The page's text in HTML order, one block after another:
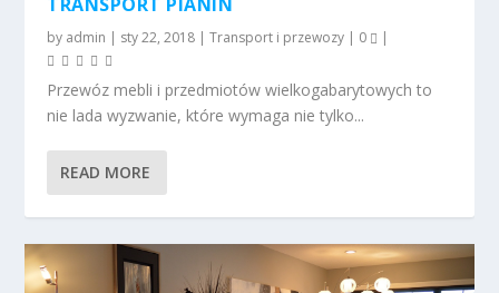
by admin | sty 22, 2018 |Transport i przewozy | 0 |
Przewóz mebli i przedmiotów wielkogabarytowych to
nie lada wyzwanie, które wymaga nie tylko...
READ MORE